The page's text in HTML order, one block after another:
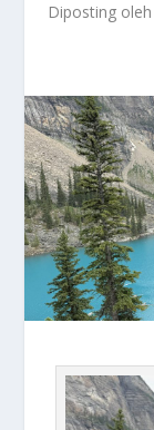
Diposting oleh